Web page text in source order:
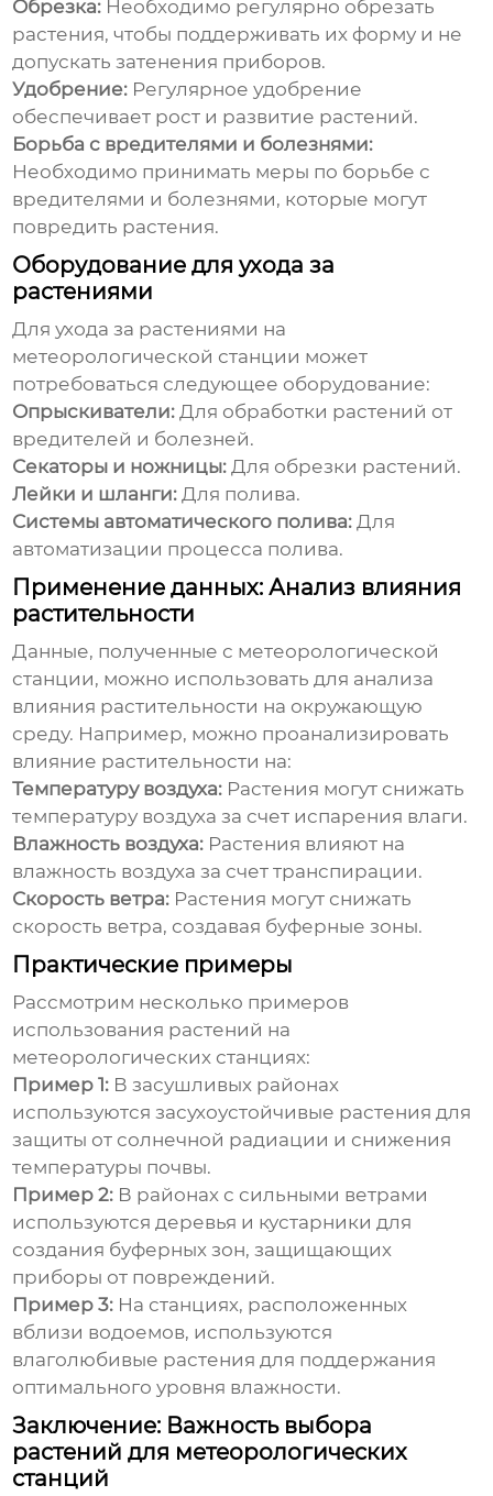
Обрезка: Необходимо регулярно обрезать
растения, чтобы поддерживать их форму и не
допускать затенения приборов.
Удобрение: Регулярное удобрение
обеспечивает рост и развитие растений.
Борьба с вредителями и болезнями:
Необходимо принимать меры по борьбе с
вредителями и болезнями, которые могут
повредить растения.
Оборудование для ухода за
растениями
Для ухода за растениями на
метеорологической станции может
потребоваться следующее оборудование:
Опрыскиватели: Для обработки растений от
вредителей и болезней.
Секаторы и ножницы: Для обрезки растений.
Лейки и шланги: Для полива.
Системы автоматического полива: Для
автоматизации процесса полива.
Применение данных: Анализ влияния
растительности
Данные, полученные с метеорологической
станции, можно использовать для анализа
влияния растительности на окружающую
среду. Например, можно проанализировать
влияние растительности на:
Температуру воздуха: Растения могут снижать
температуру воздуха за счет испарения влаги.
Влажность воздуха: Растения влияют на
влажность воздуха за счет транспирации.
Скорость ветра: Растения могут снижать
скорость ветра, создавая буферные зоны.
Практические примеры
Рассмотрим несколько примеров
использования растений на
метеорологических станциях:
Пример 1: В засушливых районах
используются засухоустойчивые растения для
защиты от солнечной радиации и снижения
температуры почвы.
Пример 2: В районах с сильными ветрами
используются деревья и кустарники для
создания буферных зон, защищающих
приборы от повреждений.
Пример 3: На станциях, расположенных
вблизи водоемов, используются
влаголюбивые растения для поддержания
оптимального уровня влажности.
Заключение: Важность выбора
растений для метеорологических
станций